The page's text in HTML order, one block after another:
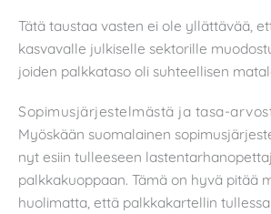
Tätä taustaa vasten ei ole yllättävää,
kasvavalle julkiselle sektorille
joiden palkkataso oli suhteellisen
Sopimusjärjestelmästä ja tasa-
Myöskään suomalainen
nyt esiin tulleeseen
palkkakuoppaan. Tämä on hyvä pitää
huolimatta, että palkkakartellin